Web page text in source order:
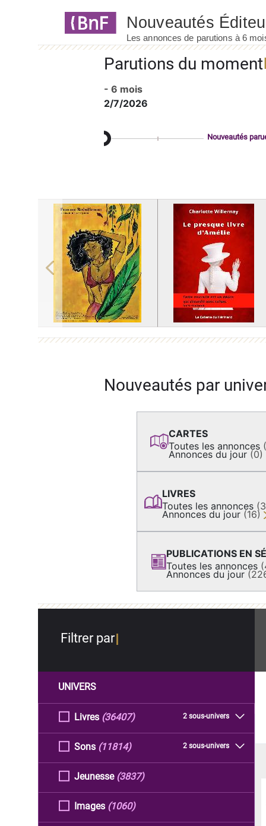
Parutions du moment
- 6 mois
2/7/2026
Nouveautés
Previous
Nouveautés par
CARTES
Toutes les annonces
Annonces du jour (0)
LIVRES
Toutes les annonces
Annonces du jour (16)
PUBLICATIONS EN
Toutes les annonces
Annonces du jour
Filtrer par
UNIVERS
Livres 2 sous-univers
(36407)
Sons 2 sous-univers
(11814)
Jeunesse (3837)
Images (1060)